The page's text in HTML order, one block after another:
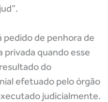
pedido de penhora de
privada quando esse
do
efetuado pelo órgão
judicialmente.